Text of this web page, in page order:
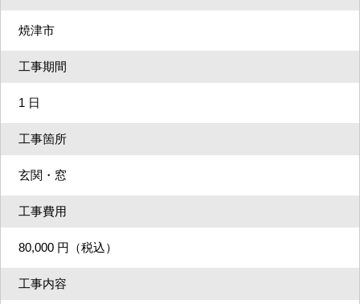
焼津市
工事期間
1 日
工事箇所
玄関・窓
工事費用
80,000 円（税込）
工事内容